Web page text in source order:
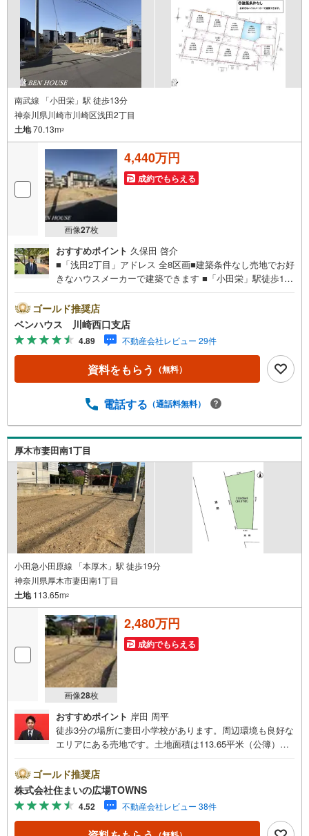
南武線 「小田栄」駅 徒歩13分
神奈川県川崎市川崎区浅田2丁目
土地70.13m2
画像27枚
4,440万円
成約でもらえる
おすすめポイント 久保田 啓介
■「浅田2丁目」アドレス 全8区画■建築条件なし売地でお好
きなハウスメーカーで建築できます ■「小田栄」駅徒歩13
便14分利用可能！■ご見学をご希望のお客様、平日・休日
問わず ご対応させていただきます。■また、オンライン案
内・相談などにも対応しております。 どうぞ お気軽に
ご連絡下さい。その他にも・・・●「この物件以外にも何件
か一緒に物件を見てみたい」●「私はローンいくら借りられ
るのだろう？」●「買替えなので、自宅がいくらで売却でき
「頭金は、どれくらいないと買えないの？」●「自営業者は
らないことばかり・・・。ご安心ください!!お力になれる事
がございましたら、誠心誠意 お手伝いをさせていただきま
す。【ベンハウス】にお任せ下さい！
ゴールド推奨店
ベンハウス 川崎西口支店
4.89 不動産会社レビュー 29件
資料をもらう （無料）
電話する （通話料無料）
厚木市妻田南1丁目
小田急小田原線 「本厚木」駅 徒歩19分
神奈川県厚木市妻田南1丁目
土地113.65m2
画像28枚
2,480万円
成約でもらえる
おすすめポイント 岸田 周平
徒歩3分の場所に妻田小学校があります。周辺環境も良好な
エリアにある売地です。土地面積は113.65平米（公簿）で
ひご覧ください。防犯面も高くどなた様も安心できる角地
です。3000平米までの店舗等の住宅以外の建築物も建てる
ことが可能で、容積率・高さ制限が緩いのが第一種住居地
域です。こちらの土地は前面道路6m以上です。【年中無
休/9:00～21:00】人気物件は特にお問い合わせが集中する
ゴールド推奨店
株式会社住まいの広場TOWNS
4.52 不動産会社レビュー 38件